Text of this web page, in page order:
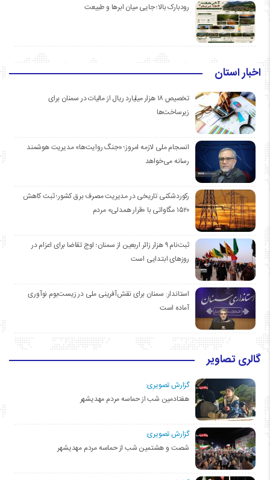
رودبارک بالا؛ جایی میان ابرها و طبیعت
اخبار استان
تخصیص ۱۸ هزار میلیارد ریال از مالیات در سمنان برای
زیرساخت‌ها
انسجام ملی لازمه امروز؛ «جنگ روایت‌ها» مدیریت هوشمند
رسانه می‌خواهد
رکوردشکنی تاریخی در مدیریت مصرف برق کشور؛ ثبت کاهش
۱۵۲۰ مگاواتی با «قرار همدلی» مردم
ثبت‌نام ۹ هزار زائر اربعین از سمنان؛ اوج تقاضا برای اعزام در
روزهای ابتدایی است
استاندار: سمنان برای نقش‌آفرینی ملی در زیست‌بوم نوآوری
آماده است
گالری تصاویر
گزارش تصویری:
هفتادمین شب از حماسه مردم مهدیشهر
گزارش تصویری:
شصت و هشتمین شب از حماسه مردم مهدیشهر